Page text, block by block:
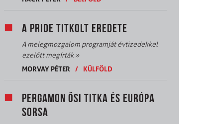
A PRIDE TITKOLT EREDETE
A melegmozgalom programját évtizedekkel
ezelőtt megírták»
MORVAY PÉTER
/ KÜLFÖLD
PERGAMON ŐSI TITKA ÉS EURÓPA
SORSA